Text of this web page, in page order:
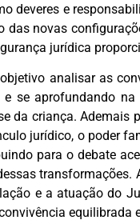
deveres e
das novas
jurídica
analisar as
e se aprofundando
da criança. Ademais
jurídico, o poder
para o debate
e a atuação do
equilibrada